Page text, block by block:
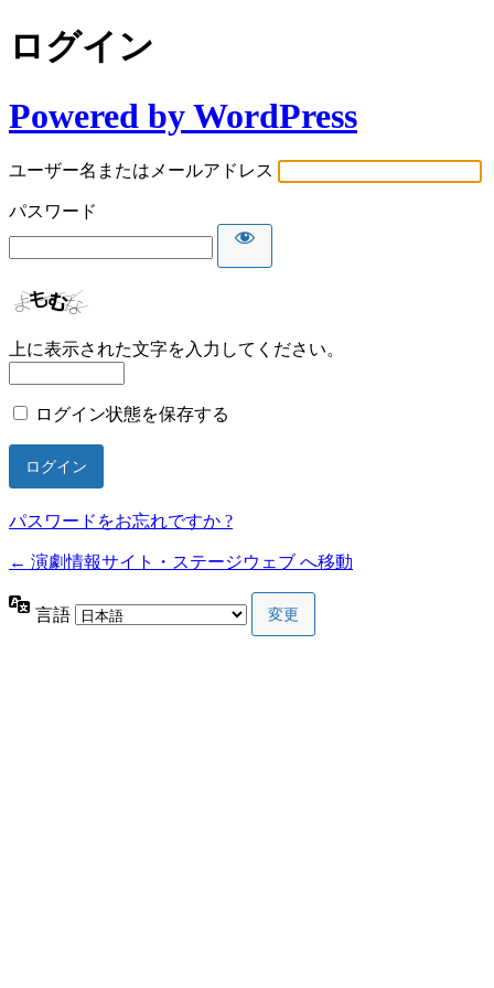
ログイン
Powered by WordPress
ユーザー名またはメールアドレス
パスワード
上に表示された文字を入力してください。
ログイン状態を保存する
パスワードをお忘れですか ?
← 演劇情報サイト・ステージウェブ へ移動
言語